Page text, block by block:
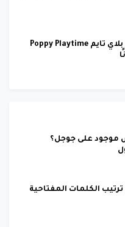
تحميل لعبة بوبي بلاي تايم Poppy Playtime
موجود على جوجل؟
الكلمات المفتاحية